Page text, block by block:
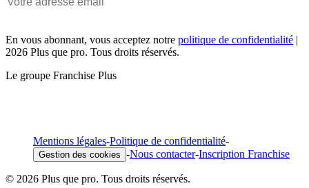
En vous abonnant, vous acceptez notre politique de confidentialité |
2026 Plus que pro. Tous droits réservés.
Le groupe Franchise Plus
Mentions légales-Politique de confidentialité-
Gestion des cookies -Nous contacter-Inscription Franchise
© 2026 Plus que pro. Tous droits réservés.